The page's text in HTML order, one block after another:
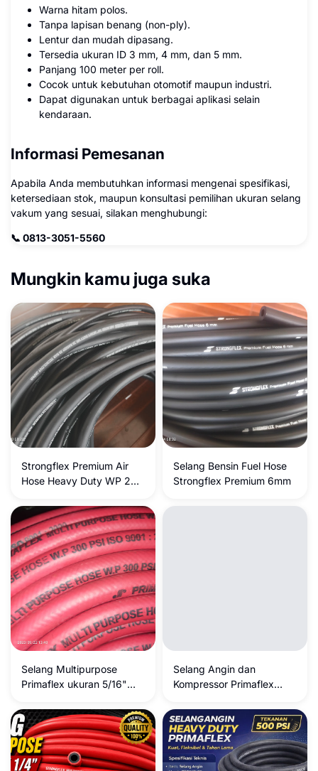
Warna hitam polos.
Tanpa lapisan benang (non-ply).
Lentur dan mudah dipasang.
Tersedia ukuran ID 3 mm, 4 mm, dan 5 mm.
Panjang 100 meter per roll.
Cocok untuk kebutuhan otomotif maupun industri.
Dapat digunakan untuk berbagai aplikasi selain
kendaraan.
Informasi Pemesanan
Apabila Anda membutuhkan informasi mengenai spesifikasi,
ketersediaan stok, maupun konsultasi pemilihan ukuran selang
vakum yang sesuai, silakan menghubungi:
📞 0813-3051-5560
Mungkin kamu juga suka
Strongflex Premium Air
Hose Heavy Duty WP 20
Selang Bensin Fuel Hose
Strongflex Premium 6mm
Selang Multipurpose
Primaflex ukuran 5/16"
Selang Angin dan
Kompressor Primaflex